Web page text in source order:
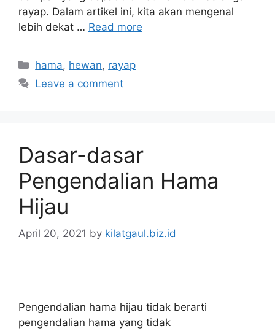
rayap. Dalam artikel ini, kita akan mengenal
lebih dekat … Read more
Categories
hama, hewan, rayap
Leave a comment
Dasar-dasar
Pengendalian Hama
Hijau
April 20, 2021 by kilatgaul.biz.id
Pengendalian hama hijau tidak berarti
pengendalian hama yang tidak